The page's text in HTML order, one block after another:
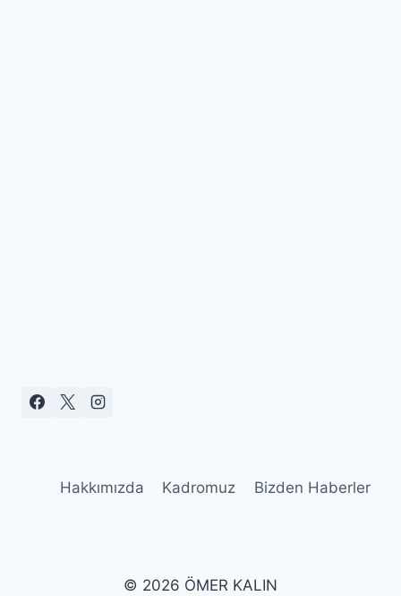
Hakkımızda Kadromuz Bizden Haberler
© 2026 ÖMER KALIN